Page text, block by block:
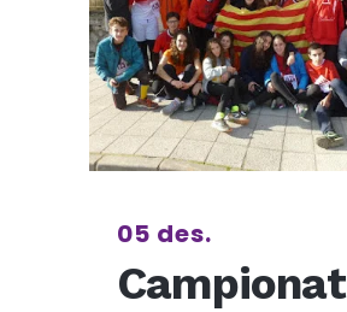
05 des.
Campionat